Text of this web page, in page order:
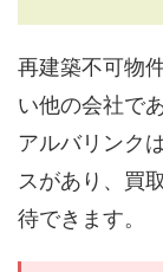
再建築不可物
い他の会社で
アルバリンク
スがあり、買
待できます。